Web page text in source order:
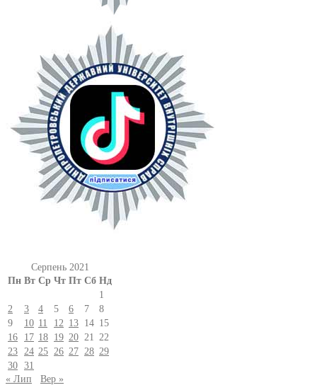
Серпень 2021
Пн Вт Ср Чт Пт Сб Нд
1
2
3 4 5 6 7
8
9
10 11 12 13 14 15
16
17 18 19 20 21
22
23
24 25 26 27 28 29
30 31
« Лип
Вер »